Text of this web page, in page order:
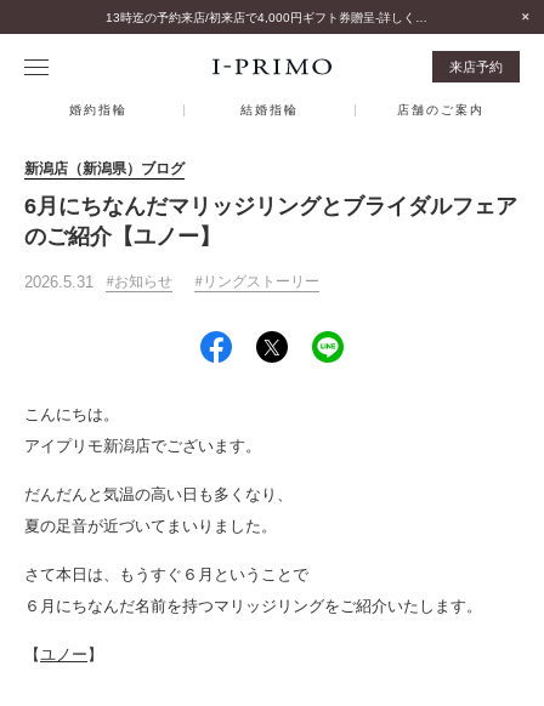
来店予約
婚約指輪 結婚指輪 店舗のご案内
新潟店（新潟県）ブログ
6月にちなんだマリッジリングとブライダルフェア
のご紹介【ユノー】
2026.5.31 お知らせ リングストーリー
こんにちは。
アイプリモ新潟店でございます。
だんだんと気温の高い日も多くなり、
夏の足音が近づいてまいりました。
さて本日は、もうすぐ６月ということで
６月にちなんだ名前を持つマリッジリングをご紹介いたします。
【ユノー 】